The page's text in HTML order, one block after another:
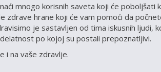
mnogo korisnih saveta koji će poboljšati
zdrave hrane koji će vam pomoći da
je sastavljen od tima iskusnih ljudi,
po kojoj su postali prepoznatljivi.
i na vaše zdravlje.